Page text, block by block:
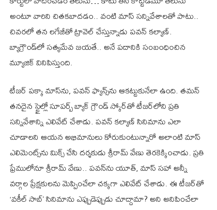
అంటూ వారిని చిత‌క‌బాద‌డం.. వంటి మాస్ స‌న్నివేశాల‌తో పాటు..
చివ‌ర‌లో త‌న ల‌గేజీతో ట్రావెల్ చేస్తున్నాడు పవన్ కల్యాణ్.
బ్యాగ్రౌండ్‌లో స‌త్య‌మేవ జ‌య‌తే.. అనే ప‌దానికి సంబంధించిన
మ్యూజిక్ వినిపిస్తుంది.
టీజ‌ర్ ప‌క్కా మాస్‌ను, పవన్ ఫ్యాన్స్‌ను ఆక‌ట్టుకునేలా ఉంది. త‌మ‌న్
త‌న‌దైన స్టైల్లో సూప‌ర్బ్ బ్యాక్ గ్రౌండ్ స్కోర్‌తో టీజ‌ర్‌లోని ప్ర‌తి
స‌న్నివేశాన్ని ఎలివేట్ చేశాడు. పవన్ కల్యాణ్ సినిమాను ఎలా
చూడాలని ఆయన అభిమానులు కోరుకుంటున్నారో అలాంటి మాస్
ఎలిమెంట్స్‌ను మిక్స్ చేసి ద‌ర్శ‌కుడు శ్రీరామ్ వేణు తెర‌కెక్కించాడు. ప్ర‌తి
ఫ్రేములోనూ శ్రీరామ్ వేణు.. ప‌వ‌న్‌ను యూత్‌, మాస్ స‌హా అన్నీ
వ‌ర్గాల ప్రేక్ష‌కుల‌ను మెప్పించేలా చ‌క్క‌గా ఎలివేట్ చేశాడు. ఈ టీజ‌ర్‌తో
‘వ‌కీల్ సాబ్‌’ సినిమాను ఎప్పుడెప్పుడు చూద్దామా? అని అనిపించేలా